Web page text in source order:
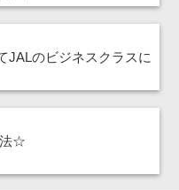
JALのビジネスクラスに
☆